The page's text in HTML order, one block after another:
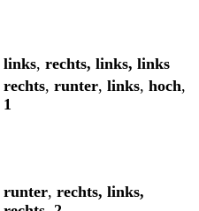
links, rechts, links, links
rechts, runter, links, hoch,
1
runter, rechts, links,